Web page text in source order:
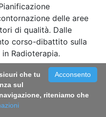
delle aree
di qualità. Dalle
corso-dibattito sulla
Radioterapia.
14 - Italian Blood
data,
epidemiological
Catalano, Vanessa
Acconsento
che tu
sul
riteniamo che